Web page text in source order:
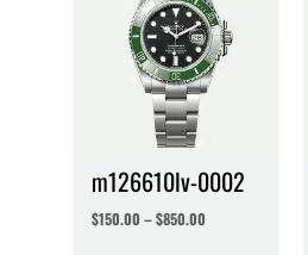
m126610lv-0002
$150.00 –$850.00